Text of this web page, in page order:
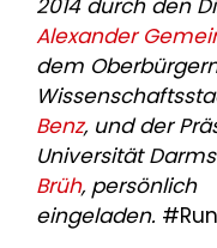
2014 durch den
Alexander
dem
Benz, und der
Universität
Brüh, persönlich
eingeladen.